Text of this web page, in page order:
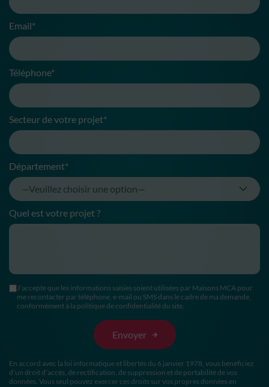
Email*
Téléphone*
Secteur de votre projet*
Département*
Quel est votre projet ?
J’accepte que les informations saisies soient utilisées par Maisons MCA pour
me recontacter par téléphone, e-mail ou SMS dans le cadre de ma demande,
conformément à la politique de confidentialité du site.
En accord avec la loi informatique et libertés du 6 janvier 1978, vous bénéficiez
d’un droit d’accès, de rectification, de suppression et de portabilité de vos
données. Vous seul pouvez exercer ces droits sur vos propres données en